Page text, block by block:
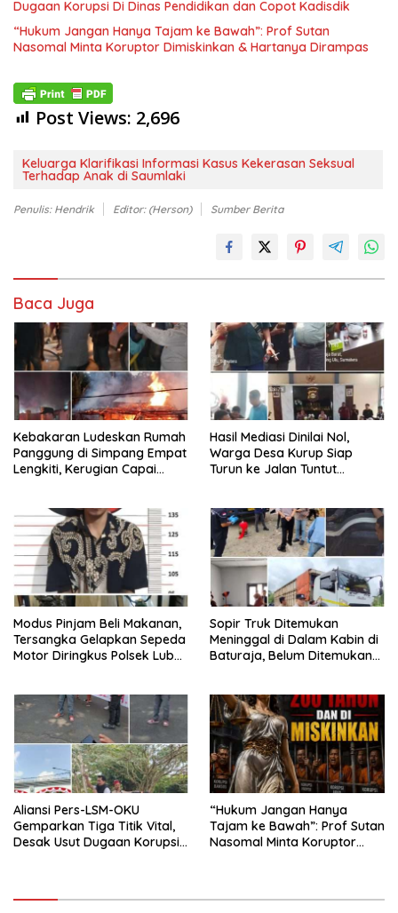
Dugaan Korupsi Di Dinas Pendidikan dan Copot Kadisdik
“Hukum Jangan Hanya Tajam ke Bawah”: Prof Sutan
Nasomal Minta Koruptor Dimiskinkan & Hartanya Dirampas
Post Views: 2,696
Keluarga Klarifikasi Informasi Kasus Kekerasan Seksual
Terhadap Anak di Saumlaki
Penulis: Hendrik Editor: (Herson) Sumber Berita
Baca Juga
Kebakaran Ludeskan Rumah
Panggung di Simpang Empat
Lengkiti, Kerugian Capai
Hasil Mediasi Dinilai Nol,
Warga Desa Kurup Siap
Turun ke Jalan Tuntut
Undang‑Undang
Modus Pinjam Beli Makanan,
Tersangka Gelapkan Sepeda
Motor Diringkus Polsek Lubuk
Sopir Truk Ditemukan
Meninggal di Dalam Kabin di
Baturaja, Belum Ditemukan
Aliansi Pers-LSM-OKU
Gemparkan Tiga Titik Vital,
Desak Usut Dugaan Korupsi
“Hukum Jangan Hanya
Tajam ke Bawah”: Prof Sutan
Nasomal Minta Koruptor